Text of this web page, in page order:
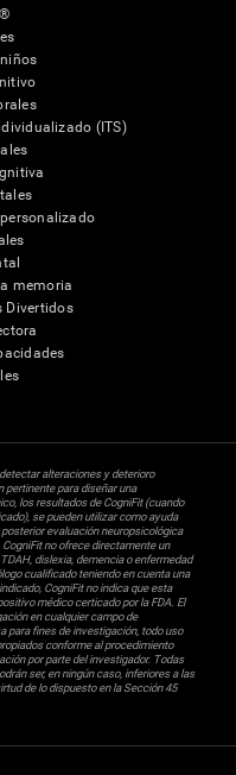
(ITS)
memoria
Divertidos
alteraciones y deterioro
pertinente para diseñar una
los resultados de CogniFit (cuando
se pueden utilizar como ayuda
evaluación neuropsicológica
no ofrece directamente un
dislexia, demencia o enfermedad
cualificado teniendo en cuenta una
CogniFit no indica que esta
médico certicado por la FDA. El
en cualquier campo de
para fines de investigación, todo uso
conforme al procedimiento
por parte del investigador. Todas
ser, en ningún caso, inferiores a las
de lo dispuesto en la Sección 45